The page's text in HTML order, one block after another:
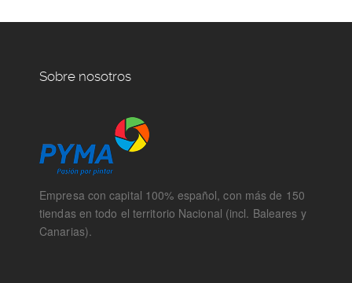
Sobre nosotros
Empresa con capital 100% español, con más de 150
tiendas en todo el territorio Nacional (incl. Baleares y
Canarias).